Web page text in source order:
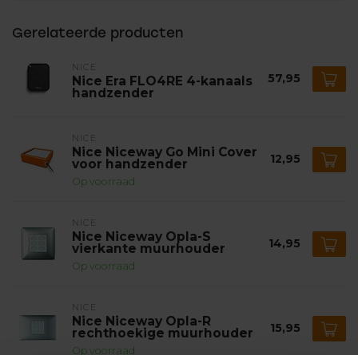
Gerelateerde producten
NICE
Nice Era FLO4RE 4-kanaals
handzender
57,95
NICE
Nice Niceway Go Mini Cover
voor handzender
Op voorraad
12,95
NICE
Nice Niceway Opla-S
vierkante muurhouder
Op voorraad
14,95
NICE
Nice Niceway Opla-R
rechthoekige muurhouder
Op voorraad
15,95